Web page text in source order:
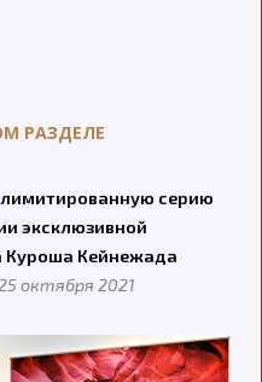
РАЗДЕЛЕ
серию
эксклюзивной
Куроша Кейнежада
октября 2021